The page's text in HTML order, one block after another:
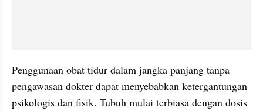
Penggunaan obat tidur dalam jangka panjang tanpa
pengawasan dokter dapat menyebabkan ketergantungan
psikologis dan fisik. Tubuh mulai terbiasa dengan dosis